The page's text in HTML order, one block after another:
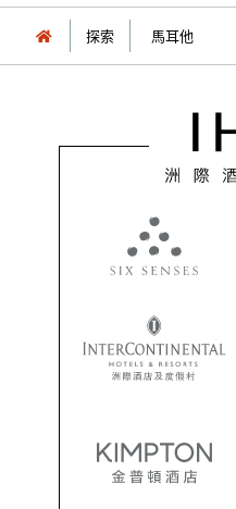
探索 馬耳他